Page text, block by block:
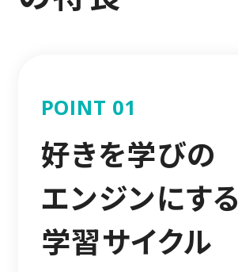
POINT 01
好きを学びの
エンジンにする
学習サイクル